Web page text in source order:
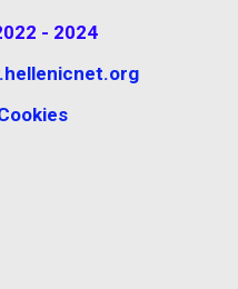
- 2024